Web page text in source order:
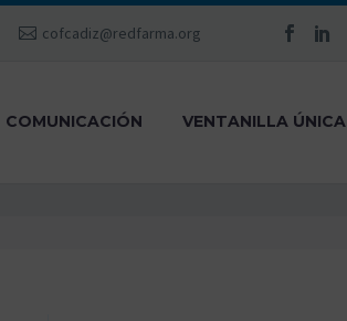
cofcadiz@redfarma.org
COMUNICACIÓN VENTANILLA ÚNICA